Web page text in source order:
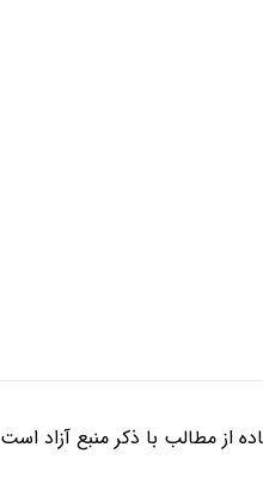
از مطالب با ذکر منبع آزاد است